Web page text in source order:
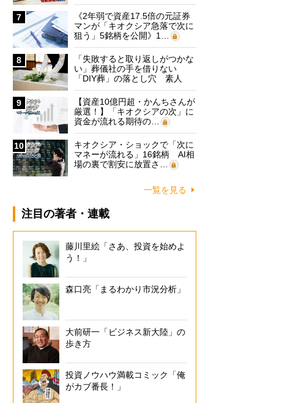
7
《2年弱で資産17.5倍の元証券
マンが「キオクシア急落で次に
狙う」5銘柄を公開》1…
8
「失敗すると取り返しがつかな
い」葬儀社の手を借りない
「DIY葬」の落とし穴 素人
に…
9
【資産10億円超・かんちさんが
厳選！】「キオクシアの次」に
資金が流れる期待の…
10
キオクシア・ショックで「次に
マネーが流れる」16銘柄 AI相
場の裏で割安に放置さ…
一覧を見る
注目の著者・連載
藤川里絵「さあ、投資を始めよ
う！」
森口亮「まるわかり市況分析」
大前研一「ビジネス新大陸」の
歩き方
投資ノウハウ満載コミック「俺
がカブ番長！」